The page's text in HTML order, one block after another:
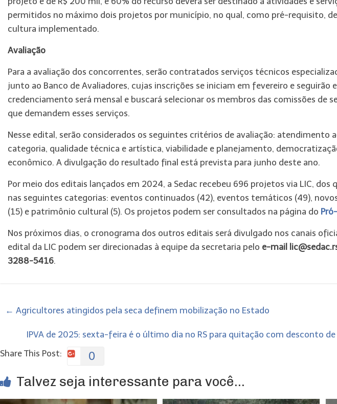
permitidos no máximo dois projetos por município, no qual, como pré-requisito,
cultura implementado.
Avaliação
Para a avaliação dos concorrentes, serão contratados serviços técnicos
junto ao Banco de Avaliadores, cujas inscrições se iniciam em fevereiro e seguirão
credenciamento será mensal e buscará selecionar os membros das comissões de
que demandem esses serviços.
Nesse edital, serão considerados os seguintes critérios de avaliação: atendimento
categoria, qualidade técnica e artística, viabilidade e planejamento,
econômico. A divulgação do resultado final está prevista para junho deste ano.
Por meio dos editais lançados em 2024, a Sedac recebeu 696 projetos via LIC, dos
nas seguintes categorias: eventos continuados (42), eventos temáticos (49),
(15) e patrimônio cultural (5). Os projetos podem ser consultados na página do
Nos próximos dias, o cronograma dos outros editais será divulgado nos canais
edital da LIC podem ser direcionadas à equipe da secretaria pelo e-mail
3288-5416.
← Agricultores atingidos pela seca definem mobilização no Estado
IPVA de 2025: sexta-feira é o último dia no RS para quitação com desconto
Share This Post:
0
Talvez seja interessante para você...